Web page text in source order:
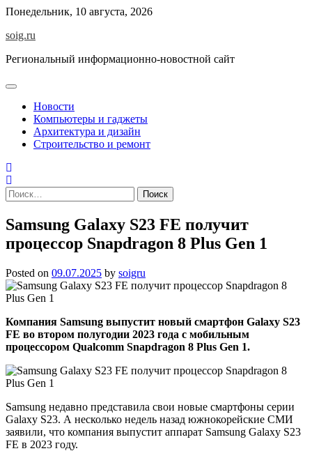
Skip
content
Понедельник, 10 августа, 2026
soig.ru
Региональный информационно-новостной сайт
Новости
Компьютеры и гаджеты
Архитектура и дизайн
Строительство и ремонт
Найти:
Samsung Galaxy S23 FE получит
процессор Snapdragon 8 Plus Gen 1
Posted on 09.07.2025 by soigru
Компания Samsung выпустит новый смартфон Galaxy S23
FE во втором полугодии 2023 года с мобильным
процессором Qualcomm Snapdragon 8 Plus Gen 1.
Samsung недавно представила свои новые смартфоны серии
Galaxy S23. А несколько недель назад южнокорейские СМИ
заявили, что компания выпустит аппарат Samsung Galaxy S23
FE в 2023 году.